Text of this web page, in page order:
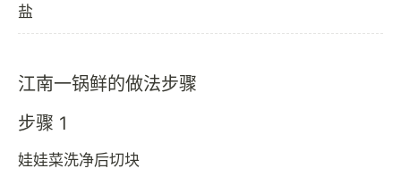
盐
江南一锅鲜的做法步骤
步骤 1
娃娃菜洗净后切块